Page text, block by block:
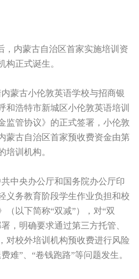
内蒙古自治区首家实施培训资
构正式诞生。
古小伦敦英语学校与招商银
和浩特市新城区小伦敦英语培训
监管协议》的正式签署，小伦敦
蒙古自治区首家预收费资金由第
培训机构。
央办公厅和国务院办公厅印
义务教育阶段学生作业负担和校
（以下简称“双减”），对“双
，明确要求通过第三方托管、
对校外培训机构预收费进行风险
难”、“卷钱跑路”等问题发生。